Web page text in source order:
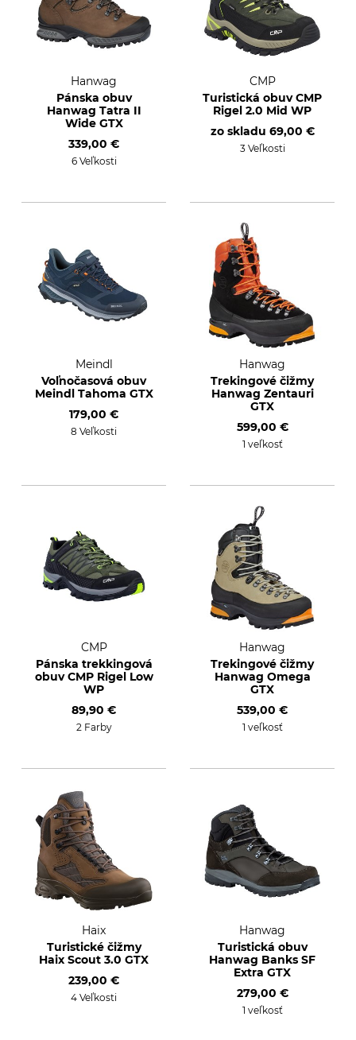
Hanwag
Pánska obuv
Hanwag Tatra II
Wide GTX
339,00 €
6 Veľkosti
CMP
Turistická obuv CMP
Rigel 2.0 Mid WP
zo skladu 69,00 €
3 Veľkosti
Meindl
Voľnočasová obuv
Meindl Tahoma GTX
179,00 €
8 Veľkosti
Hanwag
Trekingové čižmy
Hanwag Zentauri
GTX
599,00 €
1 veľkosť
CMP
Pánska trekkingová
obuv CMP Rigel Low
WP
89,90 €
2 Farby
Hanwag
Trekingové čižmy
Hanwag Omega
GTX
539,00 €
1 veľkosť
Haix
Turistické čižmy
Haix Scout 3.0 GTX
239,00 €
4 Veľkosti
Hanwag
Turistická obuv
Hanwag Banks SF
Extra GTX
279,00 €
1 veľkosť